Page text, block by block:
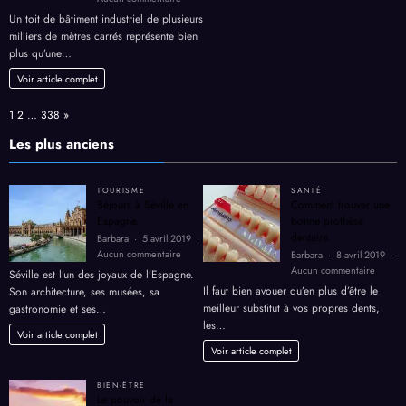
Toiture
industrielle
bâtiment
?
Un toit de bâtiment industriel de plusieurs
milliers de mètres carrés représente bien
plus qu’une…
Voir article complet
Page:
1 2 … 338 Next
»
Les plus anciens
TOURISME
Séjours à Séville en
Espagne.
Barbara
5 avril 2019
Aucun commentaire
Séville
Espagne.
Séville est l’un des joyaux de l’Espagne.
Son architecture, ses musées, sa
gastronomie et ses…
Voir article complet
SANTÉ
Comment trouver une
bonne prothèse
dentaire.
Barbara
8 avril 2019
Aucun commentaire
une
Il faut bien avouer qu’en plus d’être le
meilleur substitut à vos propres dents,
les…
Voir article complet
BIEN-ËTRE
Le pouvoir de la